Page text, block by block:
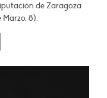
de Zaragoza
8).